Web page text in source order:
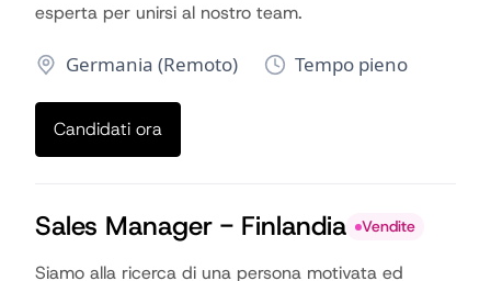
esperta per unirsi al nostro team.
Germania (Remoto) Tempo pieno
Candidati ora
Sales Manager - Finlandia Vendite
Siamo alla ricerca di una persona motivata ed